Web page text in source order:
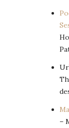
–